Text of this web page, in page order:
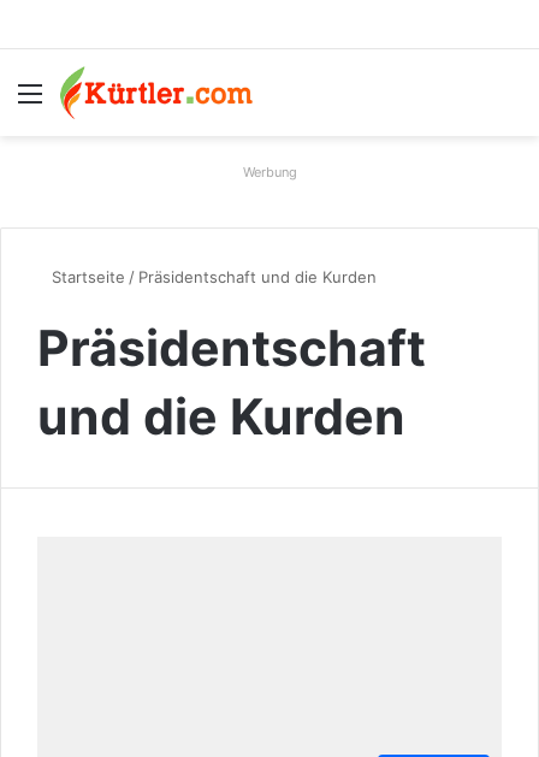
Menü
Werbung
Startseite / Präsidentschaft und die Kurden
Präsidentschaft
und die Kurden